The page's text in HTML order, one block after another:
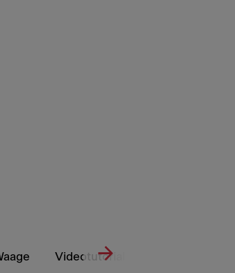
Videotutorial – Ändern der